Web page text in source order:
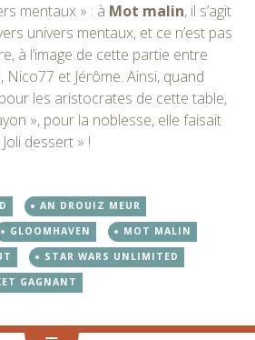
mentaux » : à Mot malin, il s’agit
univers mentaux, et ce n’est pas
à l’image de cette partie entre
Nico77 et Jérôme. Ainsi, quand
les aristocrates de cette table,
», pour la noblesse, elle faisait
dessert » !
AN DROUIZ MEUR
GLOOMHAVEN
MOT MALIN
STAR WARS UNLIMITED
GAGNANT